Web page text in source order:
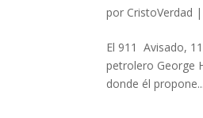
por CristoVerdad
El 911 Avisado,
petrolero George
donde él propone...